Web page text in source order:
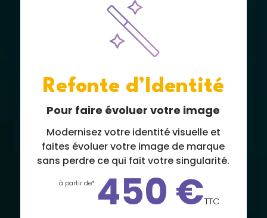
Refonte d’Identité
Pour faire évoluer votre image
Modernisez votre identité visuelle et
faites évoluer votre image de marque
sans perdre ce qui fait votre singularité.
à partir de* 450 €TTC